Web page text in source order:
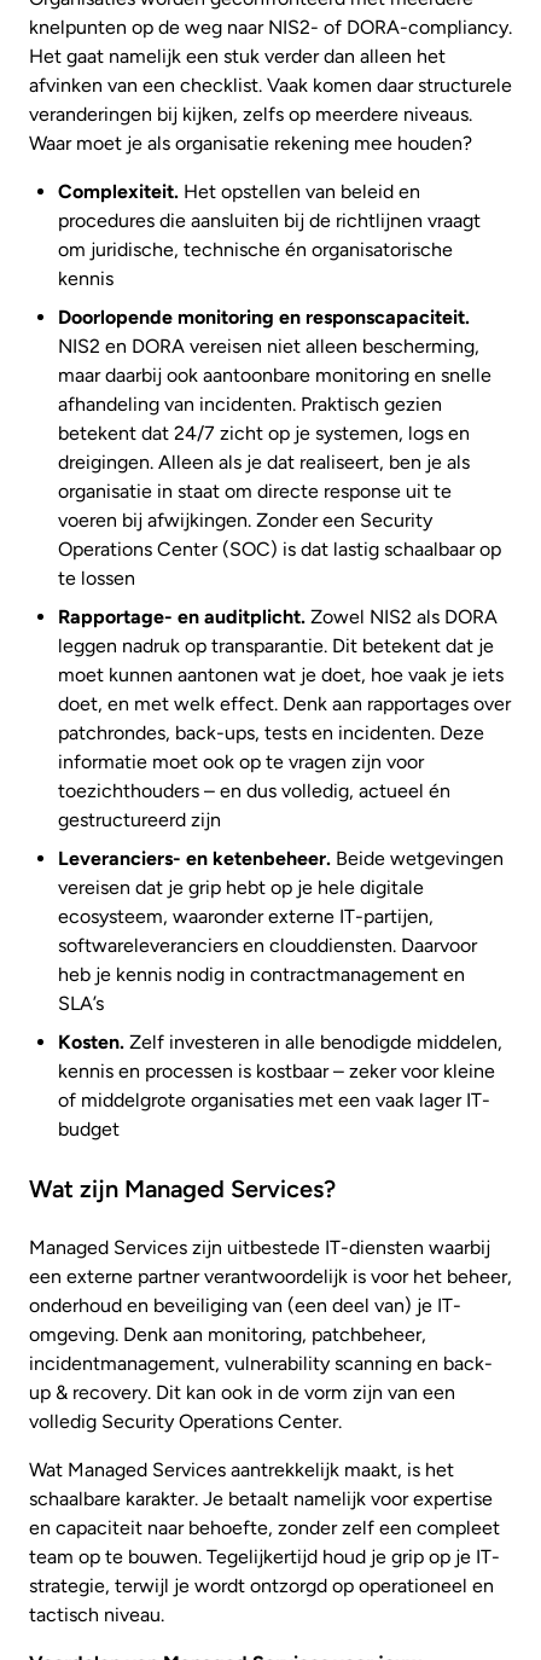
knelpunten op de weg naar NIS2- of DORA-compliancy.
Het gaat namelijk een stuk verder dan alleen het
afvinken van een checklist. Vaak komen daar structurele
veranderingen bij kijken, zelfs op meerdere niveaus.
Waar moet je als organisatie rekening mee houden?
Complexiteit. Het opstellen van beleid en
procedures die aansluiten bij de richtlijnen vraagt
om juridische, technische én organisatorische
kennis
Doorlopende monitoring en responscapaciteit.
NIS2 en DORA vereisen niet alleen bescherming,
maar daarbij ook aantoonbare monitoring en snelle
afhandeling van incidenten. Praktisch gezien
betekent dat 24/7 zicht op je systemen, logs en
dreigingen. Alleen als je dat realiseert, ben je als
organisatie in staat om directe response uit te
voeren bij afwijkingen. Zonder een Security
Operations Center (SOC) is dat lastig schaalbaar op
te lossen
Rapportage- en auditplicht. Zowel NIS2 als DORA
leggen nadruk op transparantie. Dit betekent dat je
moet kunnen aantonen wat je doet, hoe vaak je iets
doet, en met welk effect. Denk aan rapportages over
patchrondes, back-ups, tests en incidenten. Deze
informatie moet ook op te vragen zijn voor
toezichthouders – en dus volledig, actueel én
gestructureerd zijn
Leveranciers- en ketenbeheer. Beide wetgevingen
vereisen dat je grip hebt op je hele digitale
ecosysteem, waaronder externe IT-partijen,
softwareleveranciers en clouddiensten. Daarvoor
heb je kennis nodig in contractmanagement en
SLA’s
Kosten. Zelf investeren in alle benodigde middelen,
kennis en processen is kostbaar – zeker voor kleine
of middelgrote organisaties met een vaak lager IT-
budget
Wat zijn Managed Services?
Managed Services zijn uitbestede IT-diensten waarbij
een externe partner verantwoordelijk is voor het beheer,
onderhoud en beveiliging van (een deel van) je IT-
omgeving. Denk aan monitoring, patchbeheer,
incidentmanagement, vulnerability scanning en back-
up & recovery. Dit kan ook in de vorm zijn van een
volledig Security Operations Center.
Wat Managed Services aantrekkelijk maakt, is het
schaalbare karakter. Je betaalt namelijk voor expertise
en capaciteit naar behoefte, zonder zelf een compleet
team op te bouwen. Tegelijkertijd houd je grip op je IT-
strategie, terwijl je wordt ontzorgd op operationeel en
tactisch niveau.